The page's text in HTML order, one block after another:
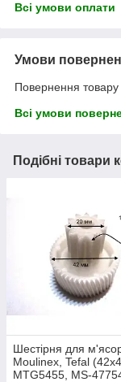
Всі умови оплати
Умови
Повернення
Всі умови
Подібні товари
Шестірня для
Moulinex, Tefal
MTG5455, MS-